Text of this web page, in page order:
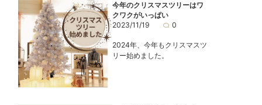
今年のクリスマスツリーはワ
クワクがいっぱい
2023/11/19
0
2024年、今年もクリスマスツ
リー始めました。